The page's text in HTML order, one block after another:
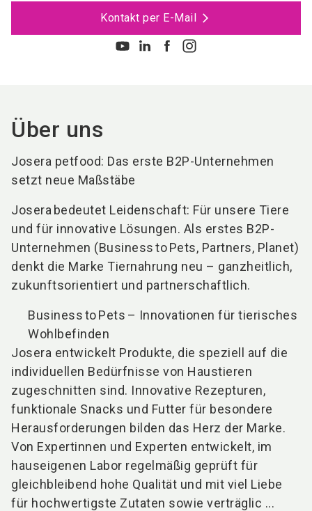
Kontakt per E-Mail
Über uns
Josera petfood: Das erste B2P-Unternehmen
setzt neue Maßstäbe
Josera bedeutet Leidenschaft: Für unsere Tiere
und für innovative Lösungen. Als erstes B2P-
Unternehmen (Business to Pets, Partners, Planet)
denkt die Marke Tiernahrung neu – ganzheitlich,
zukunftsorientiert und partnerschaftlich.
Business to Pets – Innovationen für tierisches
Wohlbefinden
Josera entwickelt Produkte, die speziell auf die
individuellen Bedürfnisse von Haustieren
zugeschnitten sind. Innovative Rezepturen,
funktionale Snacks und Futter für besondere
Herausforderungen bilden das Herz der Marke.
Von Expertinnen und Experten entwickelt, im
hauseigenen Labor regelmäßig geprüft für
gleichbleibend hohe Qualität und mit viel Liebe
für hochwertigste Zutaten sowie verträglic ...